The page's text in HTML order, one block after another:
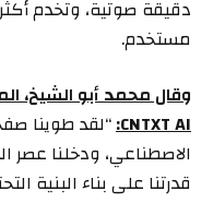
مستخدم.
وقال محمد أبو الشيخ،
CNTXT AI: “لقد طوينا
الاصطناعي، ودخلنا عصر
قدرتنا على بناء البنية